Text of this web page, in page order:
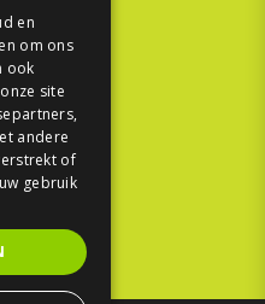
en
om ons
ook
site
andere
of
gebruik